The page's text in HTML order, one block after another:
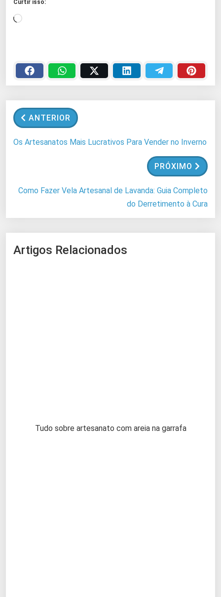
Curtir isso:
C
e
g
n
d
ANTERIOR
Os Artesanatos Mais Lucrativos Para Vender no Inverno
PRÓXIMO
Como Fazer Vela Artesanal de Lavanda: Guia Completo
do Derretimento à Cura
Artigos Relacionados
Tudo sobre artesanato com areia na garrafa